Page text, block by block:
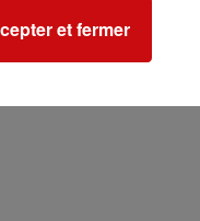
et fermer